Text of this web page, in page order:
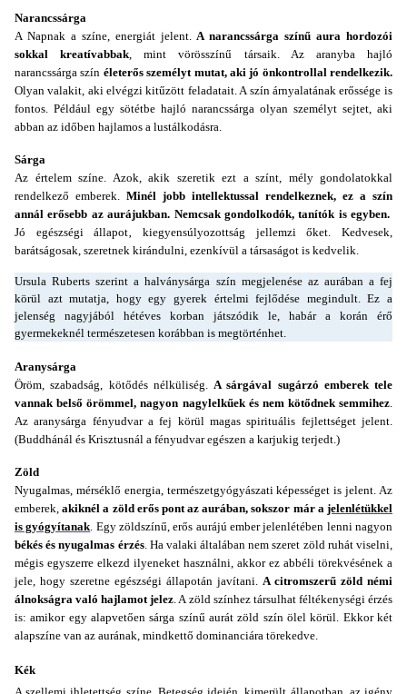
Narancssárga
A Napnak a színe, energiát jelent. A narancssárga színű aura hordozói
sokkal kreatívabbak , mint vörösszínű társaik. Az aranyba hajló
narancssárga szín életerős személyt mutat, aki jó önkontrollal rendelkezik.
Olyan valakit, aki elvégzi kitűzött feladatait. A szín árnyalatának erőssége is
fontos. Például egy sötétbe hajló narancssárga olyan személyt sejtet, aki
abban az időben hajlamos a lustálkodásra.
Sárga
Az értelem színe. Azok, akik szeretik ezt a színt, mély gondolatokkal
rendelkező emberek. Minél jobb intellektussal rendelkeznek, ez a szín
annál erősebb az aurájukban. Nemcsak gondolkodók, tanítók is egyben.
Jó egészségi állapot‚ kiegyensúlyozottság jellemzi őket. Kedvesek,
barátságosak, szeretnek kirándulni, ezenkívül a társaságot is kedvelik.
Ursula Ruberts szerint a halványsárga szín megjelenése az aurában a fej
körül azt mutatja, hogy egy gyerek értelmi fejlődése megindult. Ez a
jelenség nagyjából hétéves korban játszódik le, habár a korán érő
gyermekeknél természetesen korábban is megtörténhet.
Aranysárga
Öröm, szabadság, kötődés nélküliség. A sárgával sugárzó emberek tele
vannak belső örömmel, nagyon nagylelkűek és nem kötődnek semmihez
Az aranysárga fényudvar a fej körül magas spirituális fejlettséget jelent.
(Buddhánál és Krisztusnál a fényudvar egészen a karjukig terjedt.)
Zöld
Nyugalmas, mérséklő energia, természetgyógyászati képességet is jelent. Az
emberek,akiknél a zöld erős pont az aurában, sokszor már a jelenlétükkel
is gyógyítanak . Egy zöldszínű, erős aurájú ember jelenlétében lenni nagyon
békés és nyugalmas érzés. Ha valaki általában nem szeret zöld ruhát viselni,
mégis egyszerre elkezd ilyeneket használni, akkor ez abbéli törekvésének a
jele, hogy szeretne egészségi állapotán javítani. A citromszerű zöld némi
álnokságra való hajlamot jelez . A zöld színhez társulhat féltékenységi érzés
is: amikor egy alapvetően sárga színű aurát zöld szín ölel körül. Ekkor két
alapszíne van az aurának, mindkettő dominanciára törekedve.
Kék